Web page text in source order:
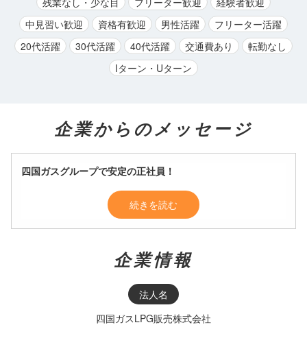
中見習い歓迎
資格有歓迎 男性活躍
フリーター活躍
20代活躍
30代活躍 40代活躍 交通費あり
転勤なし
Iターン・Uターン
企業からのメッセージ
四国ガスグループで安定の正社員！
続きを読む
企業情報
法人名
四国ガスLPG販売株式会社